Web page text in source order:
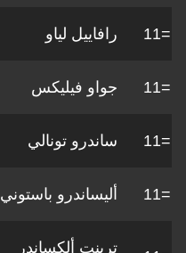
=11 رافاييل لياو
=11 جواو فيليكس
=11 ساندرو تونالي
=11 أليساندرو باستوني
ترينت ألكساندر